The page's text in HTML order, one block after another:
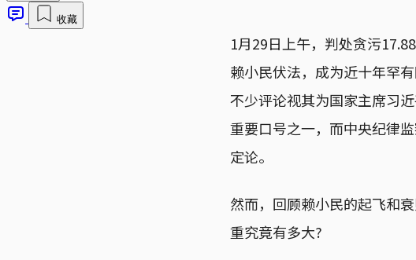
收藏
1月29日上午，判处贪污
赖小民伏法，成为近十年罕
不少评论视其为国家主席习
重要口号之一，而中央纪律
定论。
然而，回顾赖小民的起飞和
重究竟有多大?